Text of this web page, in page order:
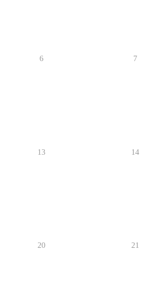
6 7
13 14
20 21